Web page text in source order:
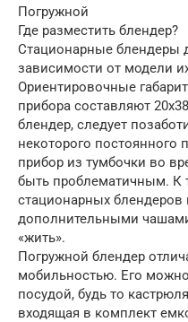
Погружной
Где разместить блендер?
Стационарные блендеры
зависимости от модели
Ориентировочные
прибора составляют
блендер, следует
некоторого постоянного
прибор из тумбочки во
быть проблематичным. К
стационарных блендеров
дополнительными
«жить».
Погружной блендер
мобильностью. Его
посудой, будь то
входящая в комплект